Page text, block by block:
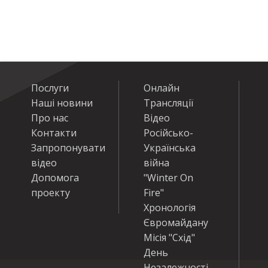
Послуги
Наші новини
Про нас
Контакти
Запропонувати
відео
Допомога
проекту
Онлайн
Трансляції
Відео
Російсько-
Українська
війна
"Winter On
Fire"
Хронологія
Євромайдану
Місія "Схід"
День